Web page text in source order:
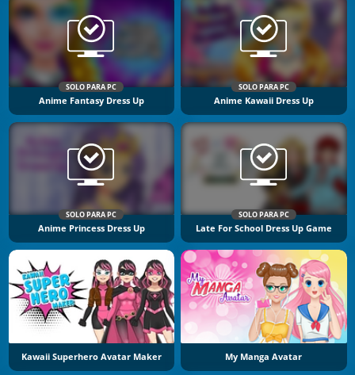
SOLO PARA PC
Anime Fantasy Dress Up
SOLO PARA PC
Anime Kawaii Dress Up
SOLO PARA PC
Anime Princess Dress Up
SOLO PARA PC
Late For School Dress Up Game
Kawaii Superhero Avatar Maker My Manga Avatar